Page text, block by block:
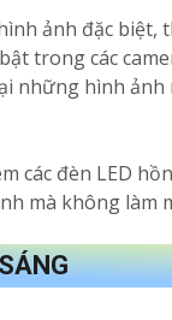
ảnh đặc
trong các
những hình
các đèn LED
mà không làm